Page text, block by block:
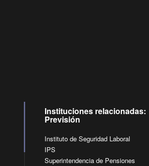
Instituciones relacionadas:
Previsión
Instituto de Seguridad Laboral
IPS
Superintendencia de Pensiones